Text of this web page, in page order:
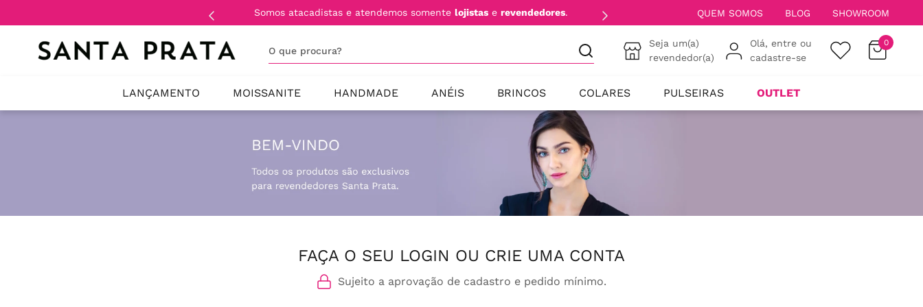
Somos atacadistas e atendemos somentelojistas erevendedores. QUEM SOMOS BLOG SHOWROOM
Seja um(a)
revendedor(a)
Olá, entre ou
cadastre-se
0
LANÇAMENTO MOISSANITE HANDMADE ANÉIS BRINCOS COLARES PULSEIRAS OUTLET
FAÇA O SEU LOGIN OU CRIE UMA CONTA
Sujeito a aprovação de cadastro e pedido mínimo.